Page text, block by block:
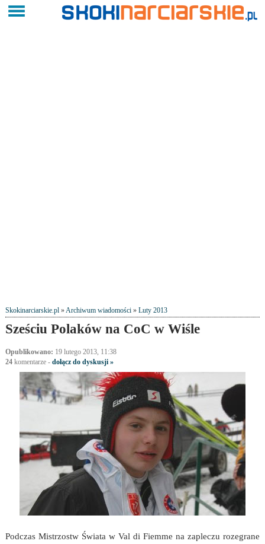
Skokinarciarskie.pl»Archiwum wiadomości» Luty 2013
Sześciu Polaków na CoC w Wiśle
Opublikowano: 19 lutego 2013, 11:38
24komentarze- dołącz do dyskusji »
Podczas Mistrzostw Świata w Val di Fiemme na zapleczu rozegrane